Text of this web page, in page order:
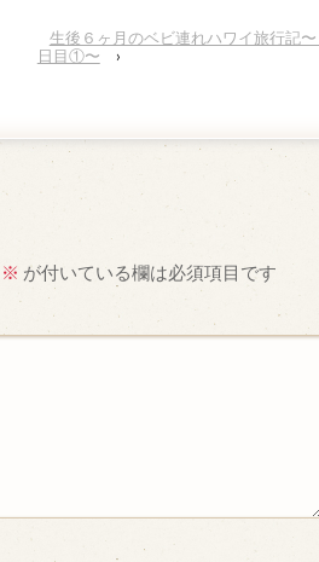
生後６ヶ月のベビ連れハワイ旅行記
日目①〜
›
※ が付いている欄は必須項目です